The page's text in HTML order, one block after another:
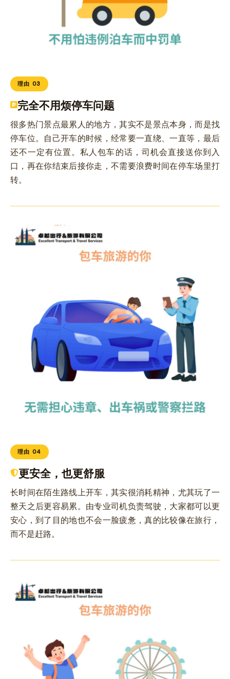
理由 03
完全不用烦停车问题
很多热门景点最累人的地方，其实不是景点本身，而是找
停车位。自己开车的时候，经常要一直绕、一直等，最后
还不一定有位置。私人包车的话，司机会直接送你到入
口，再在你结束后接你走，不需要浪费时间在停车场里打
转。
理由 04
更安全，也更舒服
长时间在陌生路线上开车，其实很消耗精神，尤其玩了一
整天之后更容易累。由专业司机负责驾驶，大家都可以更
安心，到了目的地也不会一脸疲惫，真的比较像在旅行，
而不是赶路。